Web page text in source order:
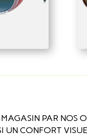
PAR NOS
UN CONFORT